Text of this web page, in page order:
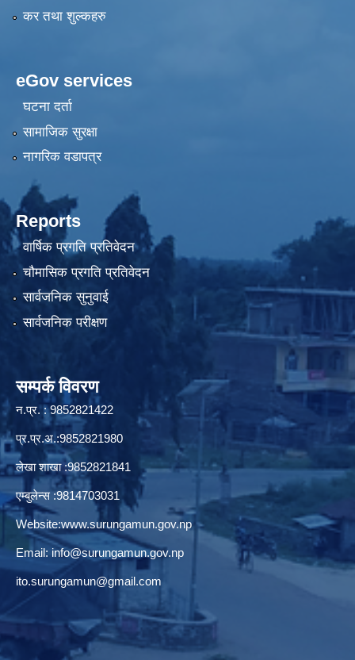
कर तथा शुल्कहरु
eGov services
घटना दर्ता
सामाजिक सुरक्षा
नागरिक वडापत्र
Reports
वार्षिक प्रगति प्रतिवेदन
चौमासिक प्रगति प्रतिवेदन
सार्वजनिक सुनुवाई
सार्वजनिक परीक्षण
सम्पर्क विवरण
न.प्र. : 9852821422
प्र.प्र.अ.:9852821980
लेखा शाखा :9852821841
एम्बुलेन्स :9814703031
Website:www.surungamun.gov.np
Email: info@surungamun.gov.np
ito.surungamun@gmail.com